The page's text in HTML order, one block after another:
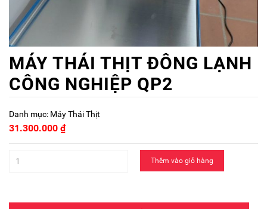
MÁY THÁI THỊT ĐÔNG LẠNH
CÔNG NGHIỆP QP2
Danh mục: Máy Thái Thịt
31.300.000 ₫
Thêm vào giỏ hàng